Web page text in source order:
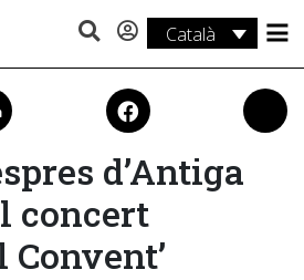
Català
d’Antiga
concert
Convent’